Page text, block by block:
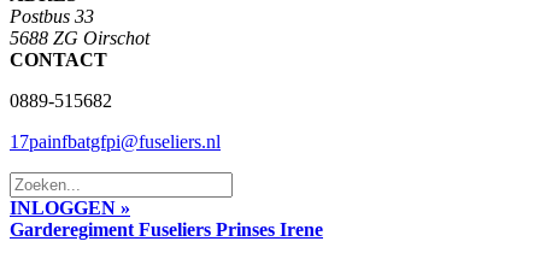
Postbus 33
5688 ZG Oirschot
CONTACT
0889-515682
17painfbatgfpi@fuseliers.nl
INLOGGEN »
Garderegiment Fuseliers Prinses Irene